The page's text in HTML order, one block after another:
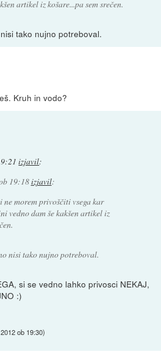
artikel iz košare...pa sem srečen.
tako nujno potreboval.
Kruh in vodo?
izjavil:
19:18izjavil:
ne morem privoščiti vsega kar
vedno dam še kakšen artikel iz
nisi tako nujno potreboval.
si se vedno lahko privosci NEKAJ,
:)
ob 19:30)